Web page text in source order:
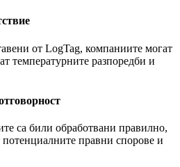
от LogTag, компаниите могат
температурните разпоредби и
са били обработвани правилно,
правни спорове и